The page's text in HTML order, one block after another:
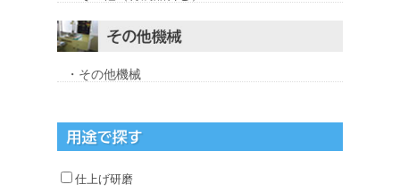
・その他機械
仕上げ研磨